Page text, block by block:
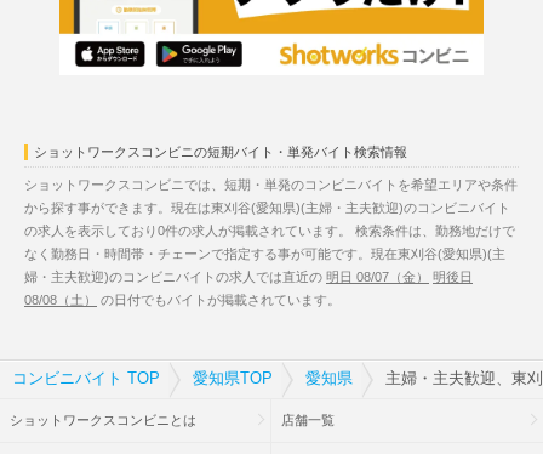
ショットワークスコンビニの短期バイト・単発バイト検索情報
ショットワークスコンビニでは、短期・単発のコンビニバイトを希望エリアや条件
から探す事ができます。現在は東刈谷(愛知県)(主婦・主夫歓迎)のコンビニバイト
の求人を表示しており0件の求人が掲載されています。 検索条件は、勤務地だけで
なく勤務日・時間帯・チェーンで指定する事が可能です。現在東刈谷(愛知県)(主
婦・主夫歓迎)のコンビニバイトの求人では直近の 明日 08/07（金）
明後日
08/08（土）
の日付でもバイトが掲載されています。
コンビニバイト TOP 愛知県TOP 愛知県 主婦・主夫歓迎、東
ショットワークスコンビニとは 店舗一覧